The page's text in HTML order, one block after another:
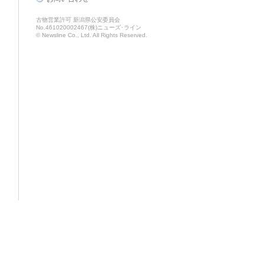
古物営業許可 新潟県公安委員会
No.461020002467(株)ニューズ･ライン
© Newsline Co., Ltd. All Rights Reserved.